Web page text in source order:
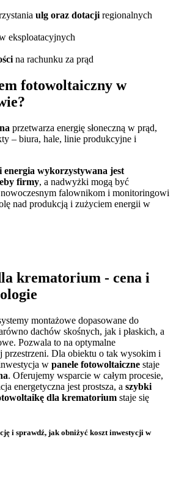
ulg oraz dotacji regionalnych
eksploatacyjnych
na rachunku za prąd
fotowoltaiczny w
przetwarza energię słoneczną w prąd,
– biura, hale, linie produkcyjne i
energia wykorzystywana jest
firmy, a nadwyżki mogą być
falownikom i monitoringowi
nad produkcją i zużyciem energii w
krematorium - cena i
montażowe dopasowane do
dachów skośnych, jak i płaskich, a
Pozwala to na optymalne
przestrzeni. Dla obiektu o tak wysokim i
w panele fotowoltaiczne staje
. Oferujemy wsparcie w całym procesie,
energetyczna jest prostsza, a szybki
dla krematorium staje się
i sprawdź, jak obniżyć koszt inwestycji w